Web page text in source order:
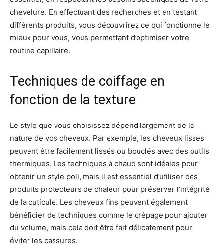
chevelure. En effectuant des recherches et en testant
différents produits, vous découvrirez ce qui fonctionne le
mieux pour vous, vous permettant d’optimiser votre
routine capillaire.
Techniques de coiffage en
fonction de la texture
Le style que vous choisissez dépend largement de la
nature de vos cheveux. Par exemple, les cheveux lisses
peuvent être facilement lissés ou bouclés avec des outils
thermiques. Les techniques à chaud sont idéales pour
obtenir un style poli, mais il est essentiel d’utiliser des
produits protecteurs de chaleur pour préserver l’intégrité
de la cuticule. Les cheveux fins peuvent également
bénéficier de techniques comme le crêpage pour ajouter
du volume, mais cela doit être fait délicatement pour
éviter les cassures.